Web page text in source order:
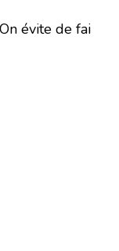
de fai
»